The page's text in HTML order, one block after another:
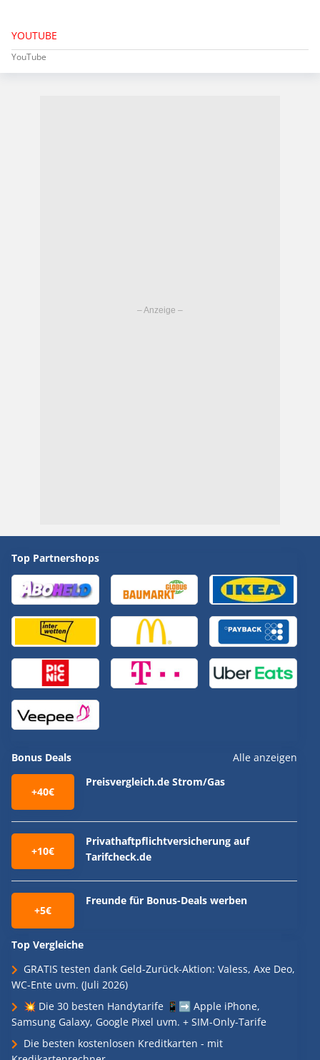
YOUTUBE
YouTube
Top Partnershops
Bonus Deals Alle anzeigen
+40€
Preisvergleich.de Strom/Gas
+10€
Privathaftpflichtversicherung auf
Tarifcheck.de
+5€
Freunde für Bonus-Deals werben
Top Vergleiche
GRATIS testen dank Geld-Zurück-Aktion: Valess, Axe Deo,
WC-Ente uvm. (Juli 2026)
💥 Die 30 besten Handytarife 📱➡️ Apple iPhone,
Samsung Galaxy, Google Pixel uvm. + SIM-Only-Tarife
Die besten kostenlosen Kreditkarten - mit